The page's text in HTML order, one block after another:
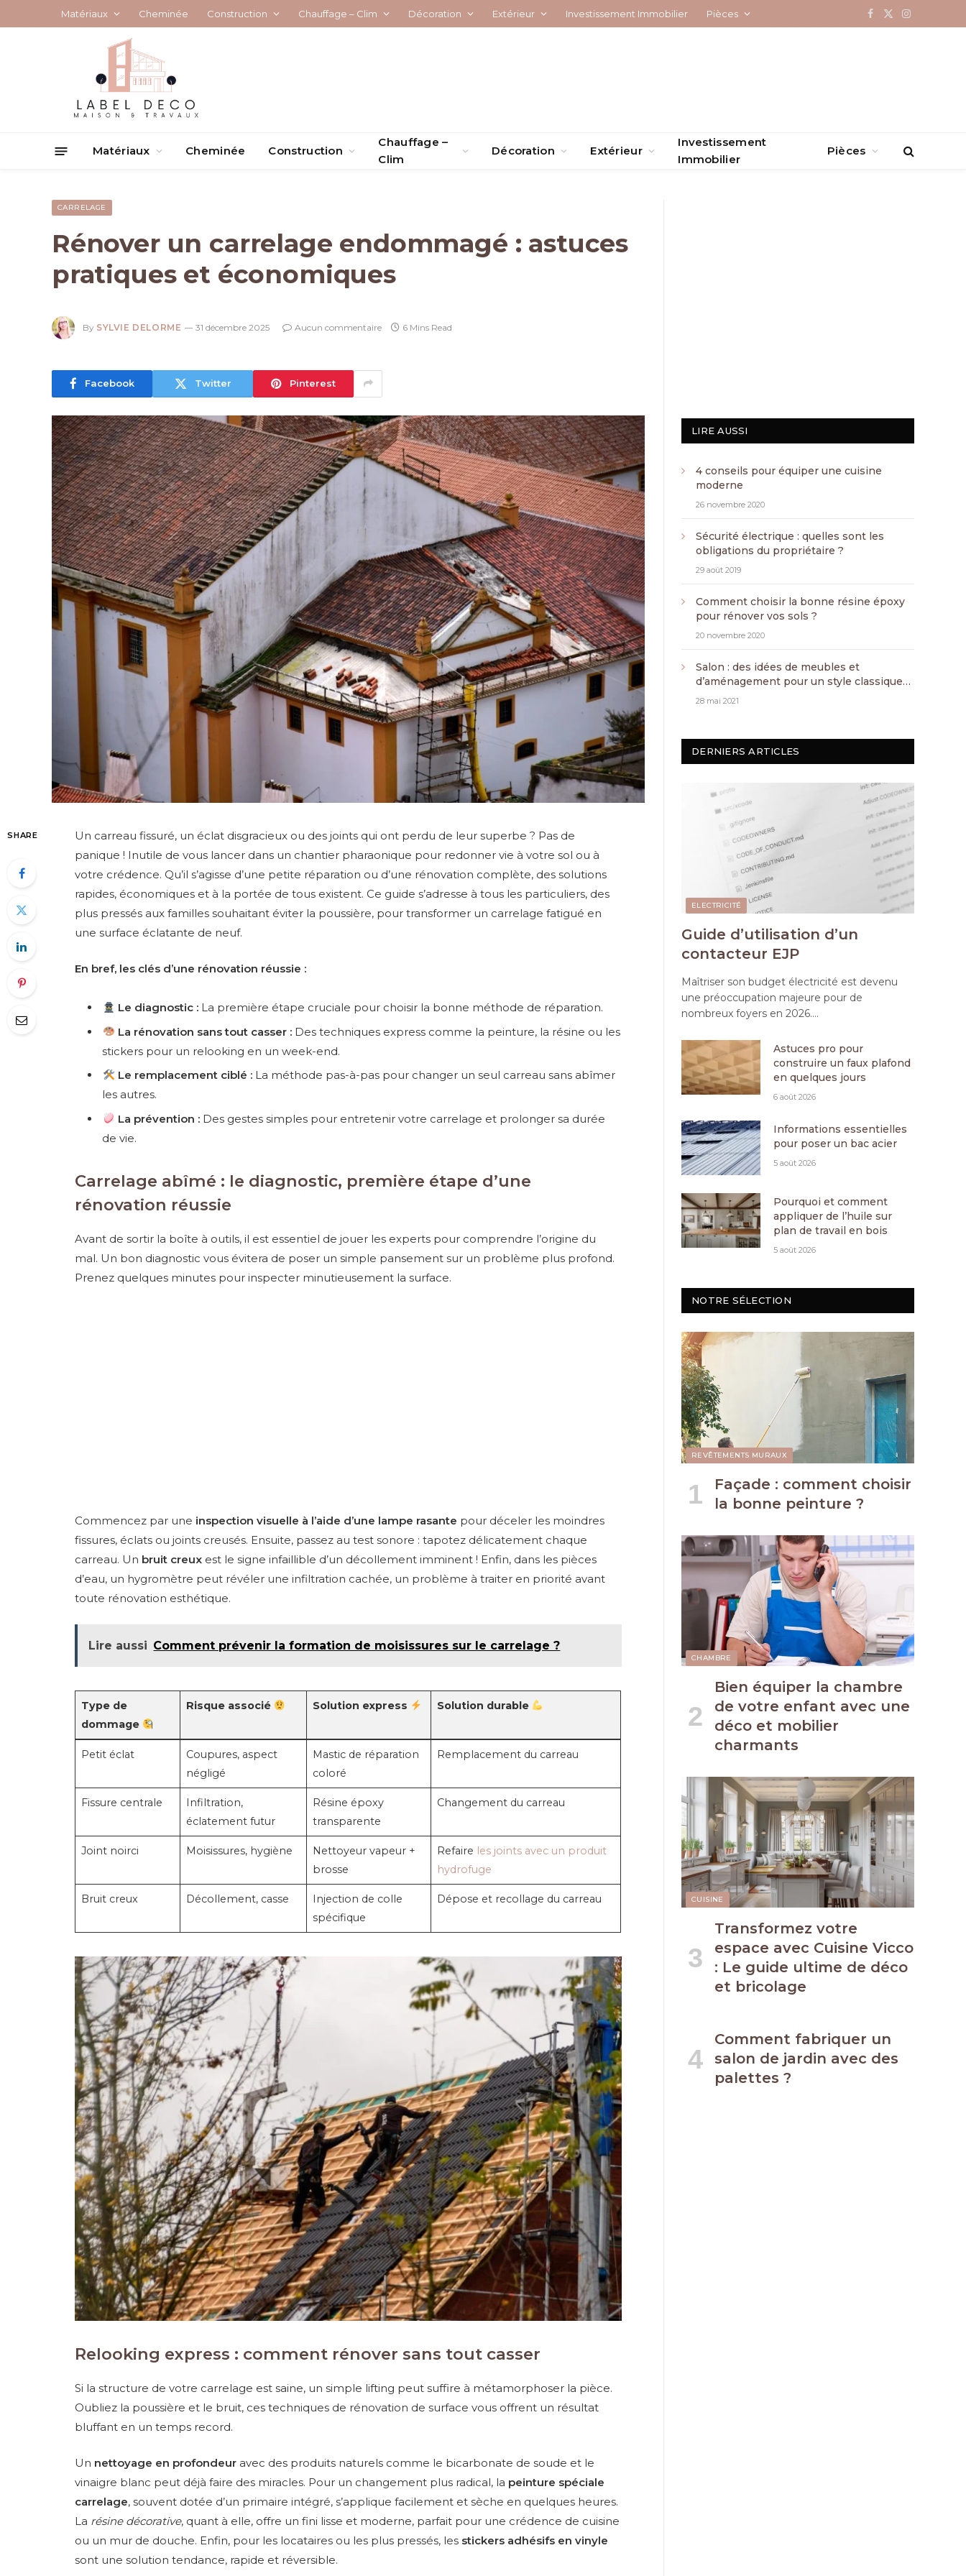
Matériaux Cheminée Construction Chauffage – Clim Décoration Extérieur Investissement Immobilier Pièces Facebook
X
Instagram
Matériaux Cheminée Construction
Chauffage –
Clim
Décoration Extérieur
Investissement
Immobilier
Pièces
CARRELAGE
Rénover un carrelage endommagé : astuces
pratiques et économiques
By SYLVIE DELORME 31 décembre 2025 Aucun commentaire 6 Mins Read
Facebook Twitter Pinterest
SHARE
Un carreau fissuré, un éclat disgracieux ou des joints qui ont perdu de leur superbe ? Pas de
panique ! Inutile de vous lancer dans un chantier pharaonique pour redonner vie à votre sol ou à
votre crédence. Qu’il s’agisse d’une petite réparation ou d’une rénovation complète, des solutions
rapides, économiques et à la portée de tous existent. Ce guide s’adresse à tous les particuliers, des
plus pressés aux familles souhaitant éviter la poussière, pour transformer un carrelage fatigué en
une surface éclatante de neuf.
En bref, les clés d’une rénovation réussie :
Le diagnostic :La première étape cruciale pour choisir la bonne méthode de réparation.
La rénovation sans tout casser :Des techniques express comme la peinture, la résine ou les
stickers pour un relooking en un week-end.
Le remplacement ciblé :La méthode pas-à-pas pour changer un seul carreau sans abîmer
les autres.
La prévention :Des gestes simples pour entretenir votre carrelage et prolonger sa durée
de vie.
Carrelage abîmé : le diagnostic, première étape d’une
rénovation réussie
Avant de sortir la boîte à outils, il est essentiel de jouer les experts pour comprendre l’origine du
mal. Un bon diagnostic vous évitera de poser un simple pansement sur un problème plus profond.
Prenez quelques minutes pour inspecter minutieusement la surface.
Commencez par une inspection visuelle à l’aide d’une lampe rasante pour déceler les moindres
fissures, éclats ou joints creusés. Ensuite, passez au test sonore : tapotez délicatement chaque
carreau. Un bruit creux est le signe infaillible d’un décollement imminent ! Enfin, dans les pièces
d’eau, un hygromètre peut révéler une infiltration cachée, un problème à traiter en priorité avant
toute rénovation esthétique.
Lire aussi Comment prévenir la formation de moisissures sur le carrelage ?
Type de
dommage
Risque associé Solution express Solution durable
Petit éclat
Coupures, aspect
négligé
Mastic de réparation
coloré
Remplacement du carreau
Fissure centrale
Infiltration,
éclatement futur
Résine époxy
transparente
Changement du carreau
Joint noirci Moisissures, hygiène
Nettoyeur vapeur +
brosse
Refaire les joints avec un produit
hydrofuge
Bruit creux Décollement, casse
Injection de colle
spécifique
Dépose et recollage du carreau
Relooking express : comment rénover sans tout casser
Si la structure de votre carrelage est saine, un simple lifting peut suffire à métamorphoser la pièce.
Oubliez la poussière et le bruit, ces techniques de rénovation de surface vous offrent un résultat
bluffant en un temps record.
Un nettoyage en profondeur avec des produits naturels comme le bicarbonate de soude et le
vinaigre blanc peut déjà faire des miracles. Pour un changement plus radical, la peinture spéciale
carrelage, souvent dotée d’un primaire intégré, s’applique facilement et sèche en quelques heures.
La résine décorative, quant à elle, offre un fini lisse et moderne, parfait pour une crédence de cuisine
ou un mur de douche. Enfin, pour les locataires ou les plus pressés, les stickers adhésifs en vinyle
sont une solution tendance, rapide et réversible.
LIRE AUSSI
4 conseils pour équiper une cuisine
moderne
26 novembre 2020
Sécurité électrique : quelles sont les
obligations du propriétaire ?
29 août 2019
Comment choisir la bonne résine époxy
pour rénover vos sols ?
20 novembre 2020
Salon : des idées de meubles et
d’aménagement pour un style classique
chic
28 mai 2021
DERNIERS ARTICLES
ELECTRICITÉ
Guide d’utilisation d’un
contacteur EJP
Maîtriser son budget électricité est devenu
une préoccupation majeure pour de
nombreux foyers en 2026.…
Astuces pro pour
construire un faux plafond
en quelques jours
6 août 2026
Informations essentielles
pour poser un bac acier
5 août 2026
Pourquoi et comment
appliquer de l’huile sur
plan de travail en bois
5 août 2026
NOTRE SÉLECTION
REVÊTEMENTS MURAUX
Façade : comment choisir
la bonne peinture ?
CHAMBRE
Bien équiper la chambre
de votre enfant avec une
déco et mobilier
charmants
CUISINE
Transformez votre
espace avec Cuisine Vicco
: Le guide ultime de déco
et bricolage
Comment fabriquer un
salon de jardin avec des
palettes ?